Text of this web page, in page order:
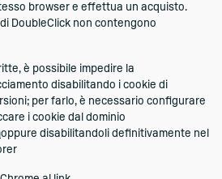
browser e effettua un acquisto.
DoubleClick non contengono
è possibile impedire la
disabilitando i cookie di
per farlo, è necessario configurare
i cookie dal dominio
oppure disabilitandoli definitivamente nel